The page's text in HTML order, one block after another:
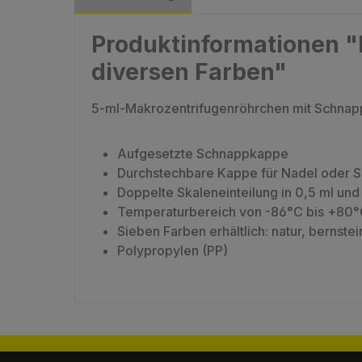
Produktinformationen
diversen Farben"
5-ml-Makrozentrifugenröhrchen mit
Aufgesetzte Schnappkappe
Durchstechbare Kappe für Nadel oder
Doppelte Skaleneinteilung in 0,5 ml
Temperaturbereich von -86°C bis
Sieben Farben erhältlich: natur,
Polypropylen (PP)